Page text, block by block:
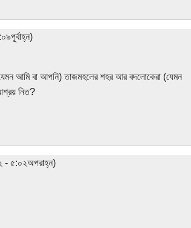
আমি বা আপনি) তাজমহলের শহর আর বদলোকেরা (যেমন
নিত?
- ৫:০২অপরাহ্ন)